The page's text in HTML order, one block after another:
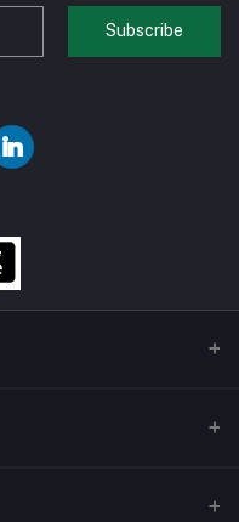
Subscribe